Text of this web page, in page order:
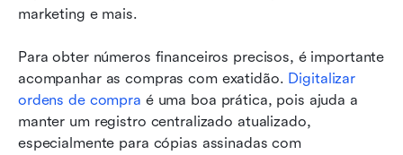
marketing e mais.
Para obter números financeiros precisos, é importante
acompanhar as compras com exatidão. Digitalizar
ordens de compra é uma boa prática, pois ajuda a
manter um registro centralizado atualizado,
especialmente para cópias assinadas com